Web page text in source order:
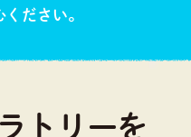
ださい。
トリーを